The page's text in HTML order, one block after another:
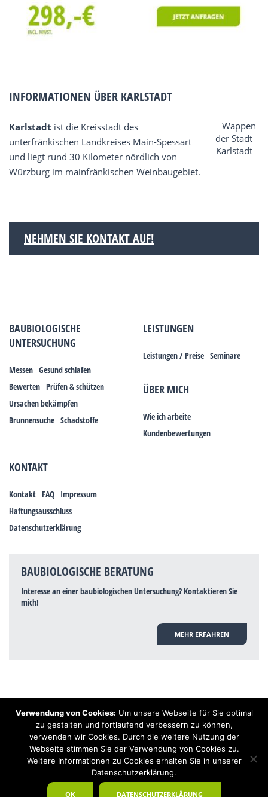
INFORMATIONEN ÜBER KARLSTADT
Karlstadt ist die Kreisstadt des
unterfränkischen Landkreises Main-Spessart
und liegt rund 30 Kilometer nördlich von
Würzburg im mainfränkischen Weinbaugebiet.
NEHMEN SIE KONTAKT AUF!
BAUBIOLOGISCHE
UNTERSUCHUNG
Messen Gesund schlafen
Bewerten Prüfen & schützen
Ursachen bekämpfen
Brunnensuche Schadstoffe
LEISTUNGEN
Leistungen / Preise Seminare
ÜBER MICH
Wie ich arbeite
Kundenbewertungen
KONTAKT
Kontakt FAQ Impressum
Haftungsausschluss
Datenschutzerklärung
BAUBIOLOGISCHE BERATUNG
Interesse an einer baubiologischen Untersuchung? Kontaktieren Sie
mich!
MEHR ERFAHREN
Hinweis: Trotz zahlreicher Studien, die einen Zusammenhang zwischen
Elektrosmog und gesundheitlichen Problemen aufzeigen, ist es von der
praktischen Schulmedizin bisher wissenschaftlich nicht anerkannt, dass
Elektrosmog und Erdstrahlen gesundheitliche Auswirkungen haben können.
Ähnliches galt auch über Jahrzehnte für die Akkupunktur und die
Homöopathie. Sie suchen einen Baubiologen? Baubiologe Baldermnn - Ihr
Spezialist für gesunden Schlaf!
Verwendung von Cookies: Um unsere Webseite für Sie optimal
zu gestalten und fortlaufend verbessern zu können,
verwenden wir Cookies. Durch die weitere Nutzung der
Webseite stimmen Sie der Verwendung von Cookies zu.
Weitere Informationen zu Cookies erhalten Sie in unserer
Datenschutzerklärung.
OK DATENSCHUTZERKLÄRUNG